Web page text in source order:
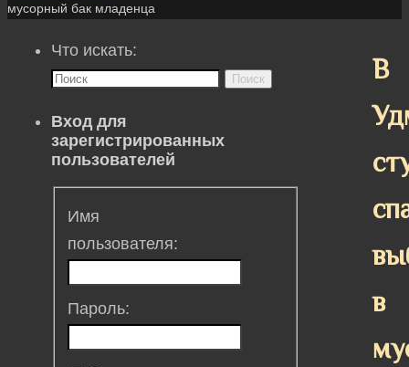
мусорный бак младенца
В
в
Что искать:
Поиск
Вход для
зарегистрированных
пользователей
Имя
пользователя:
Пароль: